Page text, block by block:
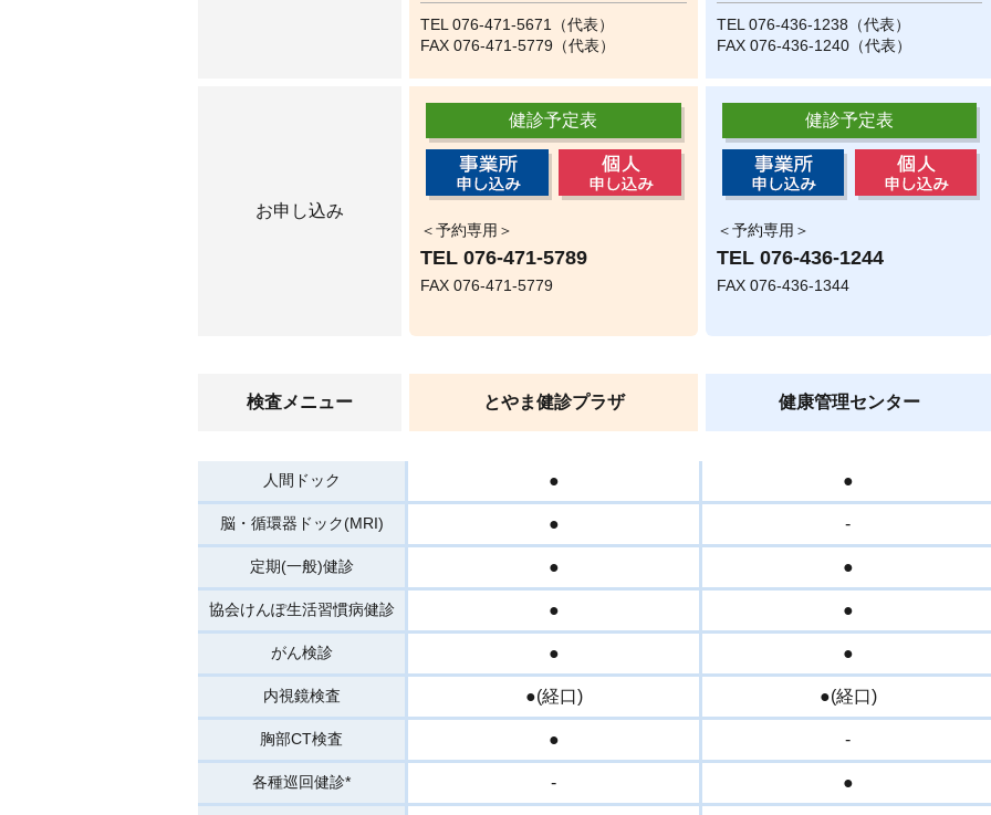
TEL 076-471-5671（代表）
FAX 076-471-5779（代表）
TEL 076-436-1238（代表）
FAX 076-436-1240（代表）
お申し込み
健診予定表
＜予約専用＞
TEL 076-471-5789
FAX 076-471-5779
健診予定表
＜予約専用＞
TEL 076-436-1244
FAX 076-436-1344
検査メニュー とやま健診プラザ 健康管理センター
人間ドック ● ●
脳・循環器ドック(MRI) ● -
定期(一般)健診 ● ●
協会けんぽ生活習慣病健診 ● ●
がん検診 ● ●
内視鏡検査 ●(経口) ●(経口)
胸部CT検査 ● -
各種巡回健診* - ●